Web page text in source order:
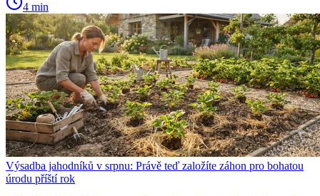
4 min
Výsadba jahodníků v srpnu: Právě teď založíte záhon pro bohatou
úrodu příští rok